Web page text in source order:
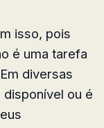
isso, pois
é uma tarefa
diversas
ou é